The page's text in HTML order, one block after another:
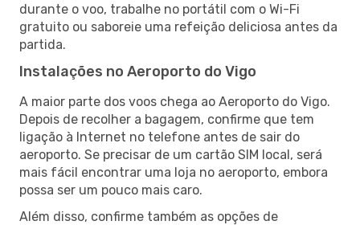
durante o voo, trabalhe no portátil com o Wi-Fi
gratuito ou saboreie uma refeição deliciosa antes da
partida.
Instalações no Aeroporto do Vigo
A maior parte dos voos chega ao Aeroporto do Vigo.
Depois de recolher a bagagem, confirme que tem
ligação à Internet no telefone antes de sair do
aeroporto. Se precisar de um cartão SIM local, será
mais fácil encontrar uma loja no aeroporto, embora
possa ser um pouco mais caro.
Além disso, confirme também as opções de